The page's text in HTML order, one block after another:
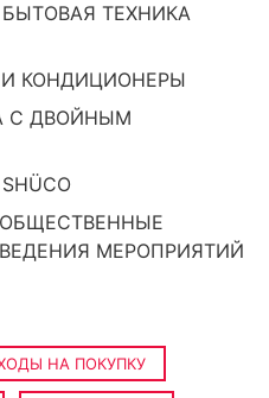
ТЕХНИКА
КОНДИЦИОНЕРЫ
С ДВОЙНЫМ
МЕРОПРИЯТИЙ
НА ПОКУПКУ